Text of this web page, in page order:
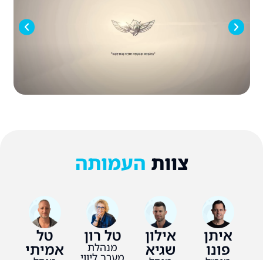
צוות העמותה
איתן
פונו
אילון
שגיא
טל רון
מנהלת
מערך ליווי
טל
אמיתי